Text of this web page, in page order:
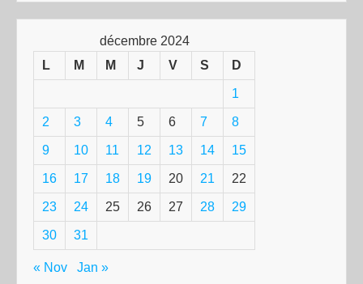
décembre 2024
L
M M J V S D
1
2 3 4 5 6 7 8
9 10 11 12 13 14 15
16 17 18 19 20 21 22
23 24 25 26 27 28 29
30 31
« Nov Jan »